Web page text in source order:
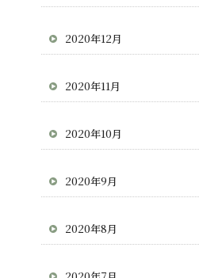
2020年12月
2020年11月
2020年10月
2020年9月
2020年8月